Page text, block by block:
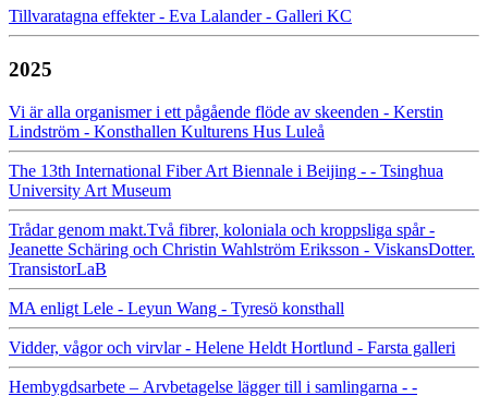
Tillvaratagna effekter - Eva Lalander - Galleri KC
2025
Vi är alla organismer i ett pågående flöde av skeenden - Kerstin
Lindström - Konsthallen Kulturens Hus Luleå
The 13th International Fiber Art Biennale i Beijing - - Tsinghua
University Art Museum
Trådar genom makt.Två fibrer, koloniala och kroppsliga spår -
Jeanette Schäring och Christin Wahlström Eriksson - ViskansDotter.
TransistorLaB
MA enligt Lele - Leyun Wang - Tyresö konsthall
Vidder, vågor och virvlar - Helene Heldt Hortlund - Farsta galleri
Hembygdsarbete – Arvbetagelse lägger till i samlingarna - -